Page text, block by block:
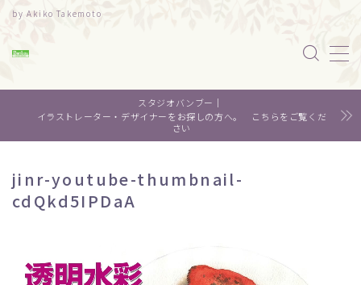
by Akiko Takemoto
MENU
水彩｜食べ物
水彩｜いきもの
スタジオバンブー｜
イラストレーター・デザイナーをお探しの方へ。 こちらをご覧くだ
さい
jinr-youtube-thumbnail-
cdQkd5IPDaA